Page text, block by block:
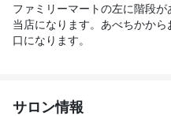
ファミリーマートの左に階段
当店になります。あべちかか
口になります。
サロン情報